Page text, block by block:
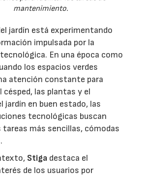
mantenimiento.
jardín está experimentando
impulsada por la
En una época como
los espacios verdes
atención constante para
césped, las plantas y el
jardín en buen estado, las
tecnológicas buscan
tareas más sencillas, cómodas
Stiga destaca el
de los usuarios por